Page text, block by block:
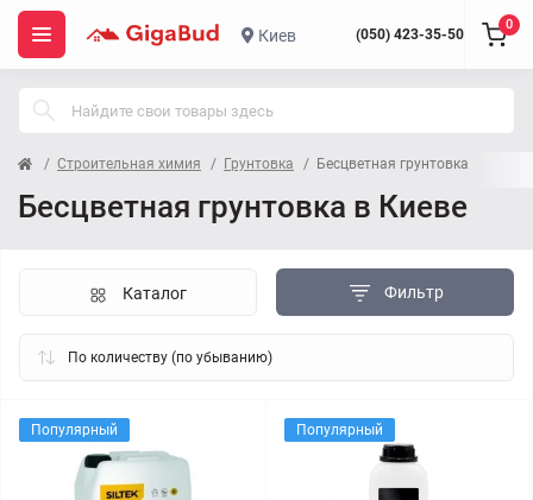
Киев (050) 423-35-50
0
Строительная химия Грунтовка Бесцветная грунтовка
Бесцветная грунтовка в Киеве
Фильтр
Каталог
Популярный Популярный